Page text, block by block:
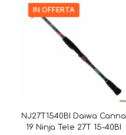
IN OFFERTA
NJ27T1540BI Daiwa Canna
19 Ninja Tele 27T 15-40BI